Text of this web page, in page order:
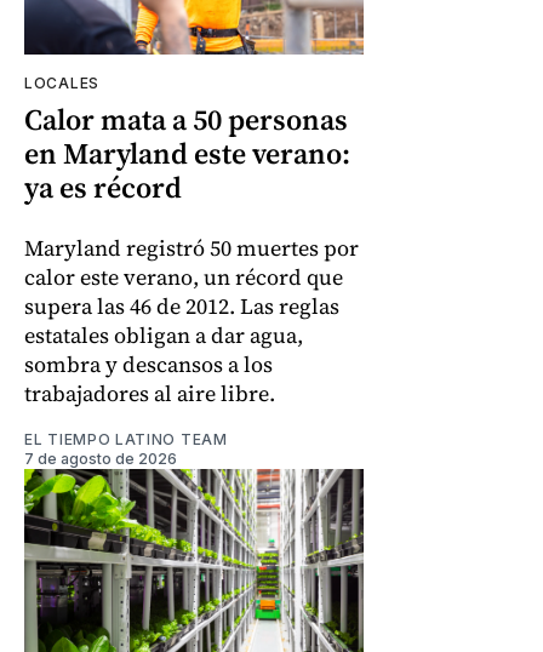
LOCALES
Calor mata a 50 personas
en Maryland este verano:
ya es récord
Maryland registró 50 muertes por
calor este verano, un récord que
supera las 46 de 2012. Las reglas
estatales obligan a dar agua,
sombra y descansos a los
trabajadores al aire libre.
EL TIEMPO LATINO TEAM
7 de agosto de 2026